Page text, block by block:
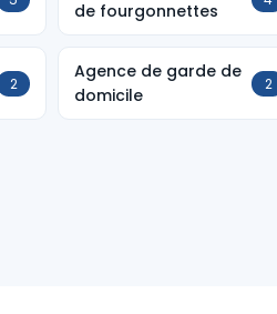
de fourgonnettes
2
Agence de garde de
domicile
2